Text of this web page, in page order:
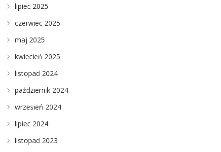
lipiec 2025
czerwiec 2025
maj 2025
kwiecień 2025
listopad 2024
październik 2024
wrzesień 2024
lipiec 2024
listopad 2023